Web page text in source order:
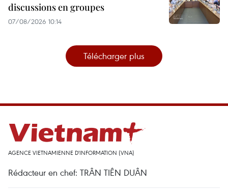
discussions en groupes
07/08/2026 10:14
Télécharger plus
AGENCE VIETNAMIENNE D'INFORMATION (VNA)
Rédacteur en chef: TRÂN TIÊN DUÂN